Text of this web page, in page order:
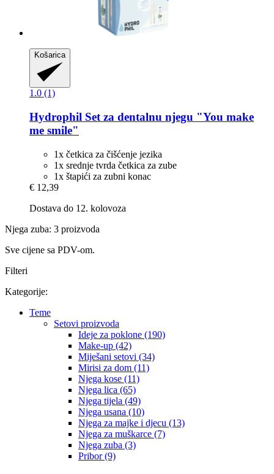
Košarica
1.0 (1)
Hydrophil Set za dentalnu njegu "You make
me smile"
1x četkica za čišćenje jezika
1x srednje tvrda četkica za zube
1x štapići za zubni konac
€ 12,39
Dostava do 12. kolovoza
Njega zuba: 3 proizvoda
Sve cijene sa PDV-om.
Filteri
Kategorije:
Teme
Setovi proizvoda
Ideje za poklone (190)
Make-up (42)
Miješani setovi (34)
Mirisi za dom (11)
Njega kose (11)
Njega lica (65)
Njega tijela (49)
Njega usana (10)
Njega za majke i djecu (13)
Njega za muškarce (7)
Njega zuba (3)
Pribor (9)